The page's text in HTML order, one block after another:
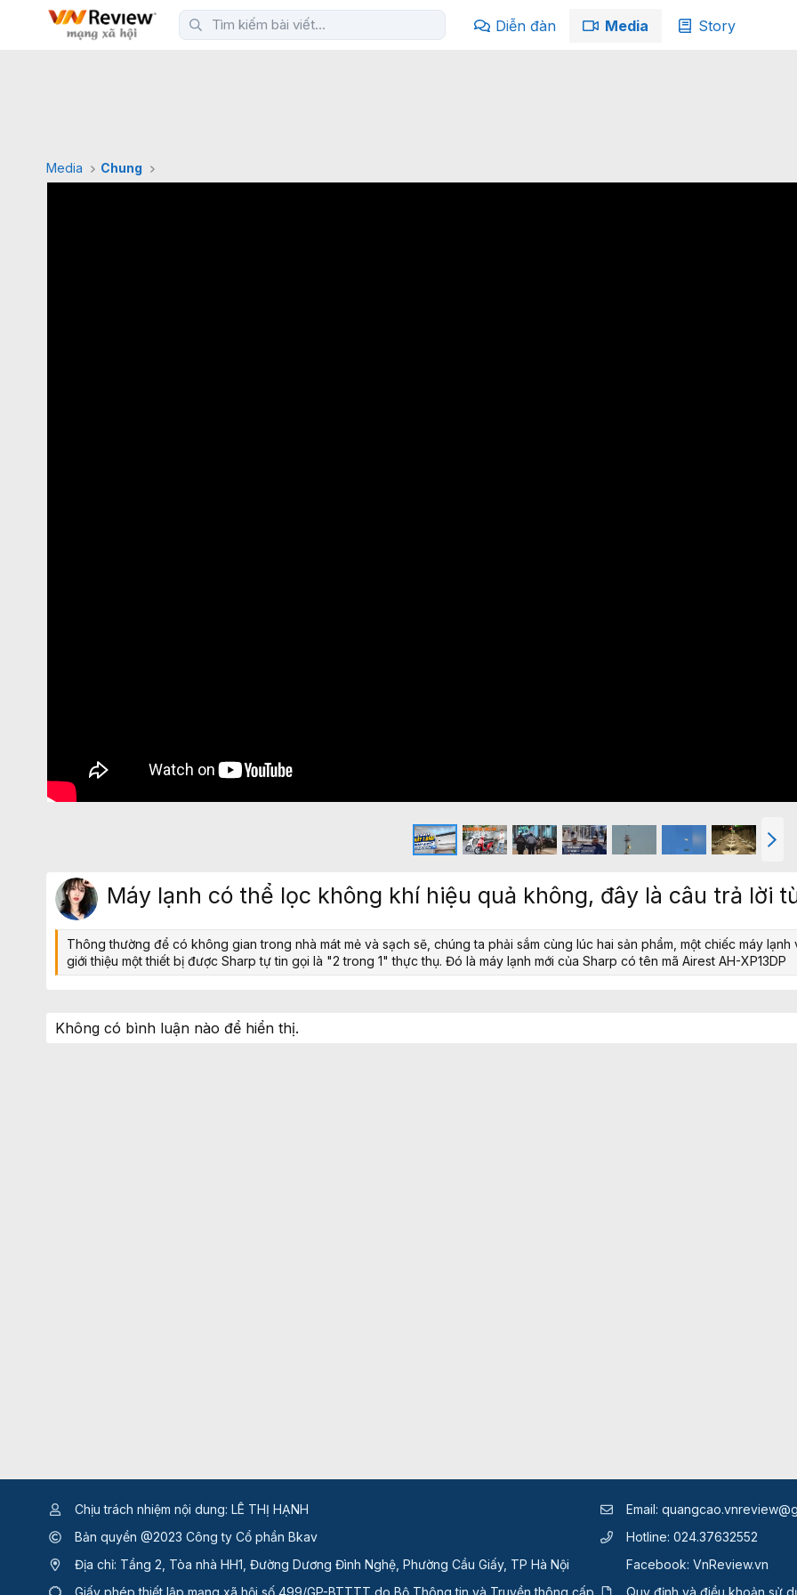
Diễn đàn Media Story
Media Chung
i
p
Máy lạnh có thể lọc không khí hiệu quả không, đây là câu trả lời
Thông thường để có không gian trong nhà mát mẻ và sạch sẽ, chúng ta phải sắm cùng lúc hai sản phẩm, một chiếc máy
giới thiệu một thiết bị được Sharp tự tin gọi là "2 trong 1" thực thụ. Đó là máy lạnh mới của Sharp có tên mã Airest AH-XP13DP
Không có bình luận nào để hiển thị.
Chịu trách nhiệm nội dung: LÊ THỊ HẠNH
Bản quyền @2023 Công ty Cổ phần Bkav
Địa chỉ: Tầng 2, Tòa nhà HH1, Đường Dương Đình Nghệ, Phường Cầu Giấy, TP Hà Nội
Giấy phép thiết lập mạng xã hội số 499/GP-BTTTT do Bộ Thông tin và Truyền thông cấp
Email:
Hotline: 024.37632552
Facebook: VnReview.vn
Quy định và điều khoản sử